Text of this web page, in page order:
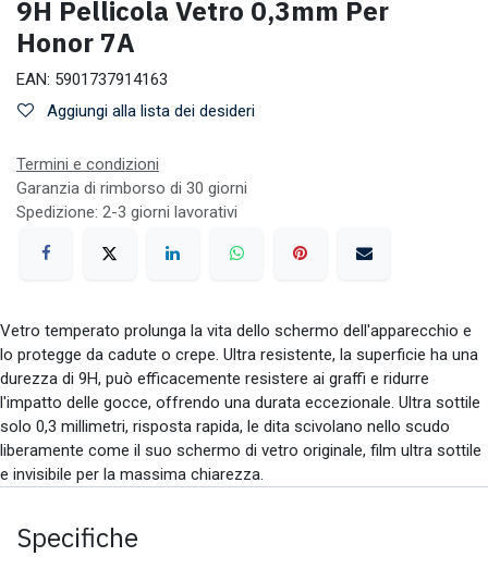
9H Pellicola Vetro 0,3mm Per
Honor 7A
EAN: 5901737914163
Aggiungi alla lista dei desideri
Termini e condizioni
Garanzia di rimborso di 30 giorni
Spedizione: 2-3 giorni lavorativi
Vetro temperato prolunga la vita dello schermo dell'apparecchio e
lo protegge da cadute o crepe. Ultra resistente, la superficie ha una
durezza di 9H, può efficacemente resistere ai graffi e ridurre
l'impatto delle gocce, offrendo una durata eccezionale. Ultra sottile
solo 0,3 millimetri, risposta rapida, le dita scivolano nello scudo
liberamente come il suo schermo di vetro originale, film ultra sottile
e invisibile per la massima chiarezza.
Specifiche